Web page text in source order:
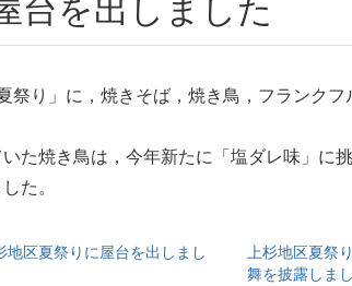
台を出しました
祭り」に，焼きそば，焼き鳥，フランク
た焼き鳥は，今年新たに「塩ダレ味」に
た。
地区夏祭りに屋台を出しまし
上杉地区夏祭
舞を披露しま